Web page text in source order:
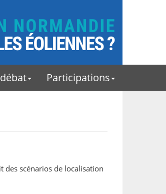
Participations
des scénarios de localisation